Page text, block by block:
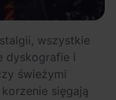
wszystkie
dyskografie i
świeżymi
sięgają